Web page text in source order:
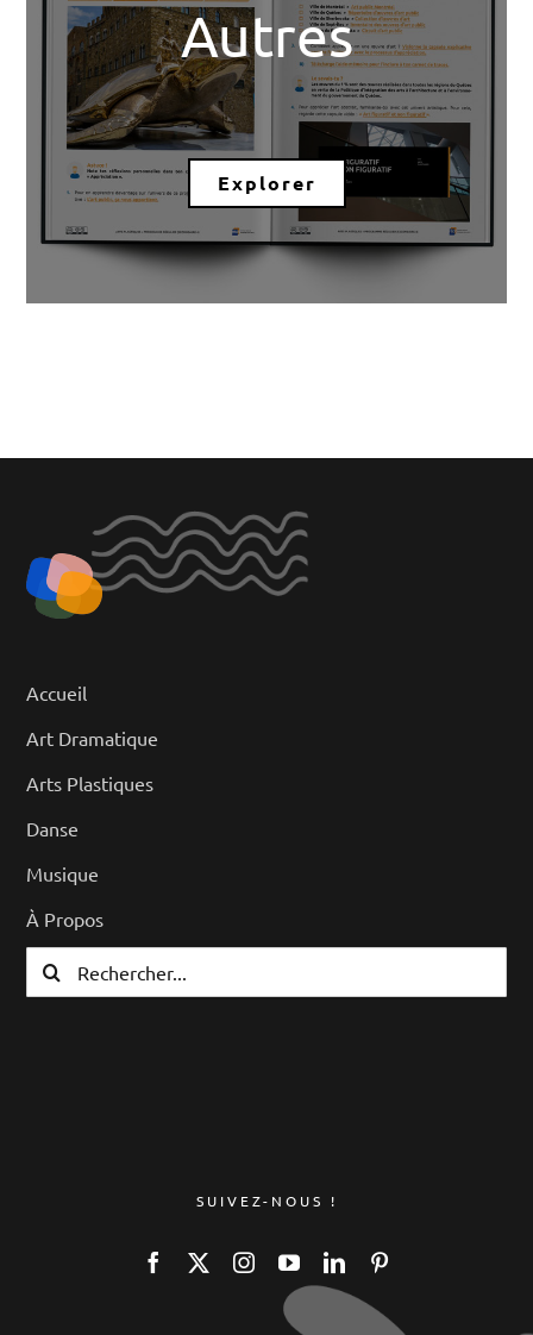
Autres
Explorer
Accueil
Art Dramatique
Arts Plastiques
Danse
Musique
À Propos
Rechercher:
SUIVEZ-NOUS !